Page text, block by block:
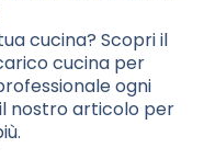
cucina? Scopri il
cucina per
ogni
nostro articolo per